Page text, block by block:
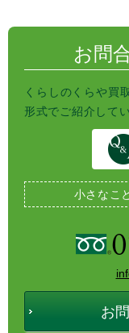
k
お問
くらしのくらや買
形式でご紹介してい
小さなこ
お